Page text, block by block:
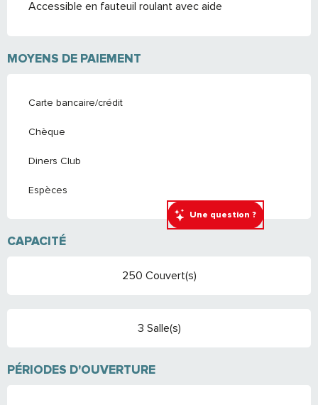
Une question ?
Accessible en fauteuil roulant avec aide
MOYENS DE PAIEMENT
Carte bancaire/crédit
Chèque
Diners Club
Espèces
CAPACITÉ
250 Couvert(s)
3 Salle(s)
PÉRIODES D'OUVERTURE